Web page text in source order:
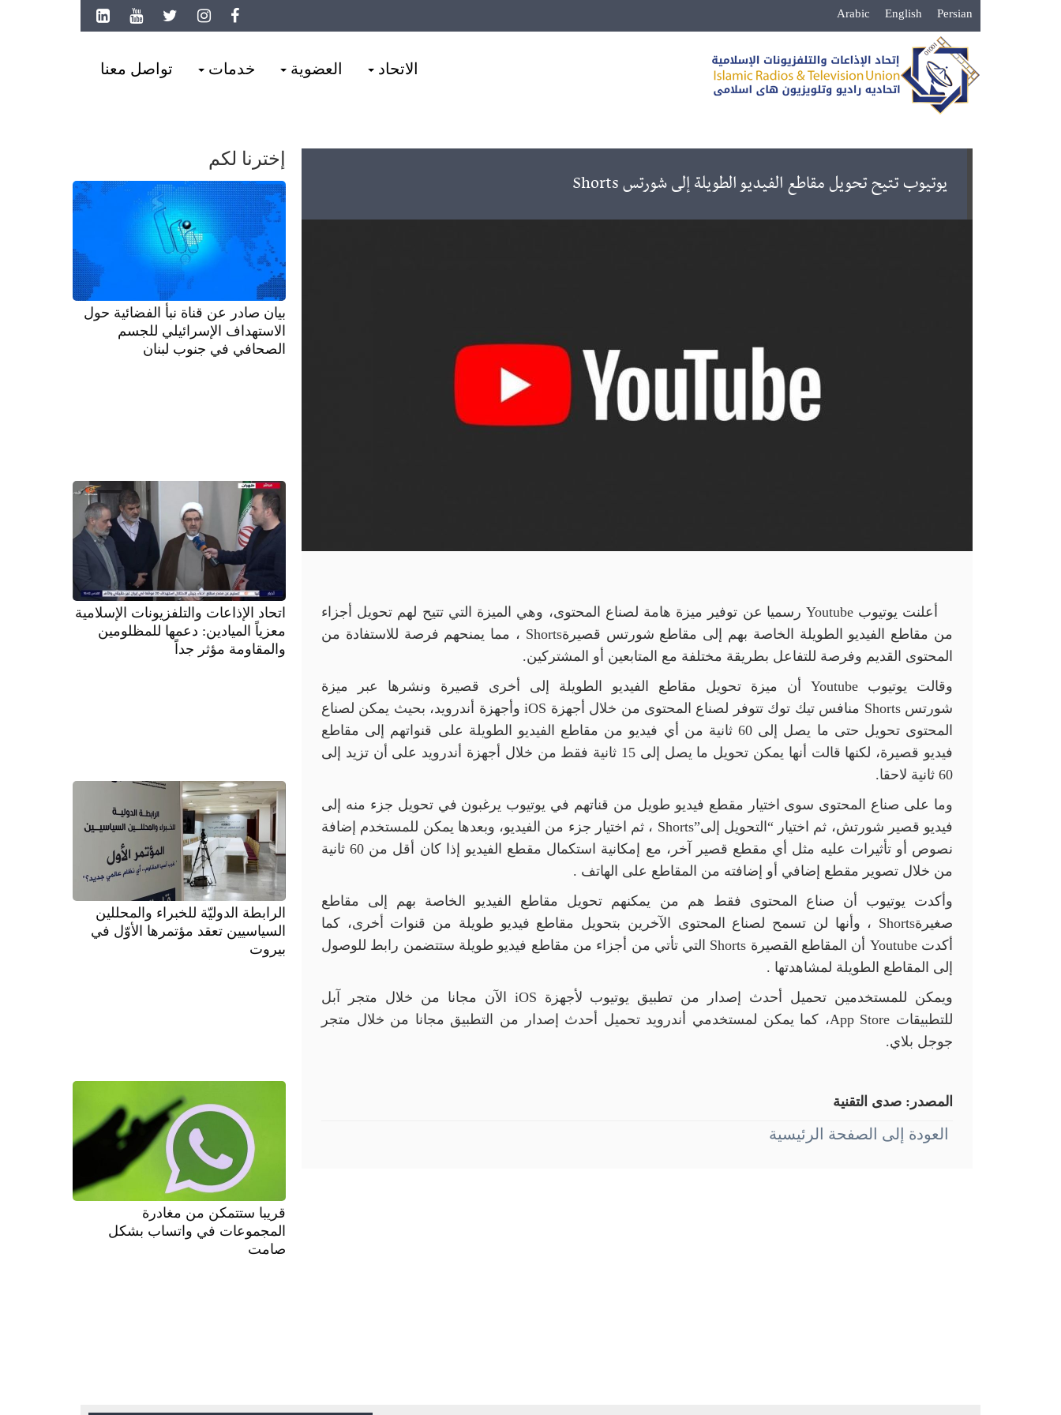
Arabic English Persian
تواصل معنا خدمات العضوية الاتحاد
يوتيوب تتيح تحويل مقاطع الفيديو الطويلة إلى شورتس Shorts
أعلنت يوتيوب Youtube رسميا عن توفير ميزة هامة لصناع المحتوى، وهي الميزة التي تتيح لهم تحويل أجزاء
من مقاطع الفيديو الطويلة الخاصة بهم إلى مقاطع شورتس قصيرةShorts ، مما يمنحهم فرصة للاستفادة من
المحتوى القديم وفرصة للتفاعل بطريقة مختلفة مع المتابعين أو المشتركين.
وقالت يوتيوب Youtube
أن ميزة تحويل مقاطع الفيديو الطويلة إلى أخرى قصيرة ونشرها عبر ميزة
شورتس Shorts منافس تيك توك تتوفر لصناع المحتوى من خلال أجهزة iOS وأجهزة أندرويد، بحيث يمكن لصناع
المحتوى تحويل حتى ما يصل إلى 60 ثانية من أي فيديو من مقاطع الفيديو الطويلة على قنواتهم إلى مقاطع
فيديو قصيرة، لكنها قالت أنها يمكن تحويل ما يصل إلى 15 ثانية فقط من خلال أجهزة أندرويد على أن تزيد إلى
60 ثانية لاحقا
.
وما على صناع المحتوى سوى اختيار مقطع فيديو طويل من قناتهم في يوتيوب يرغبون في تحويل جزء منه إلى
فيديو قصير شورتش، ثم اختيار “التحويل إلىShorts” ، ثم اختيار جزء من الفيديو، وبعدها يمكن للمستخدم إضافة
نصوص أو تأثيرات عليه مثل أي مقطع قصير آخر، مع إمكانية استكمال مقطع الفيديو إذا كان أقل من 60 ثانية
من خلال تصوير مقطع إضافي أو إضافته من المقاطع على الهاتف .
وأكدت يوتيوب أن صناع المحتوى فقط هم من يمكنهم تحويل مقاطع الفيديو الخاصة بهم إلى مقاطع
صغيرةShorts ، وأنها لن تسمح لصناع المحتوى الآخرين بتحويل مقاطع فيديو طويلة من قنوات أخرى، كما
أكدت Youtube أن المقاطع القصيرة Shorts التي تأتي من أجزاء من مقاطع فيديو طويلة ستتضمن رابط للوصول
إلى المقاطع الطويلة لمشاهدتها .
ويمكن للمستخدمين تحميل أحدث إصدار من تطبيق يوتيوب لأجهزة iOS الآن مجانا من خلال متجر آبل
للتطبيقات App Store، كما يمكن لمستخدمي أندرويد تحميل أحدث إصدار من التطبيق مجانا من خلال متجر
جوجل بلاي.
المصدر: صدى التقنية
العودة إلى الصفحة الرئيسية
إخترنا لكم
بيان صادر عن قناة نبأ الفضائية حول
الاستهداف الإسرائيلي للجسم
الصحافي في جنوب لبنان
اتحاد الإذاعات والتلفزيونات الإسلامية
معزياً الميادين: دعمها للمظلومين
والمقاومة مؤثر جداً
الرابطة الدوليّة للخبراء والمحللين
السياسيين تعقد مؤتمرها الأوّل في
بيروت
قريبا ستتمكن من مغادرة
المجموعات في واتساب بشكل
صامت